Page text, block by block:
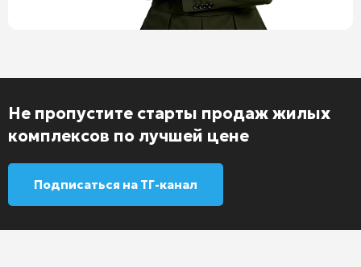
Не пропустите старты продаж жилых
комплексов по лучшей цене
Подписаться на ТГ-канал